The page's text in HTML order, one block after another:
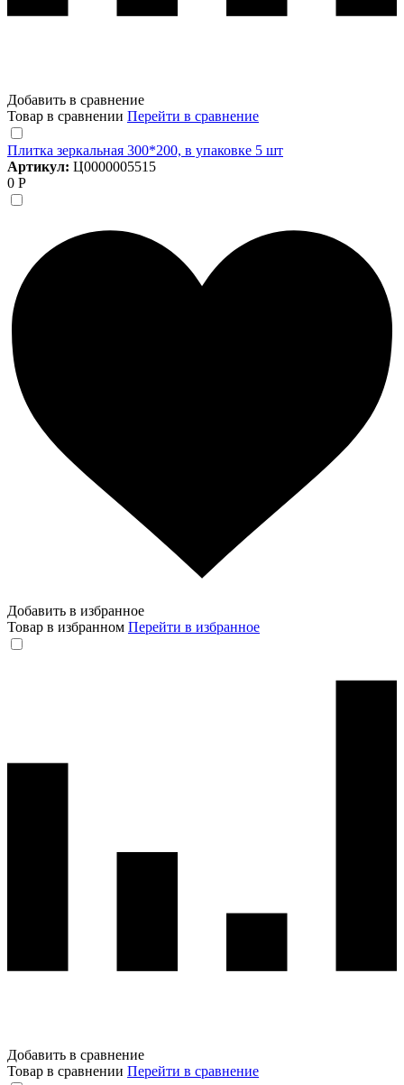
Добавить в сравнение
Товар в сравнении Перейти в сравнение
Плитка зеркальная 300*200, в упаковке 5 шт
Артикул: Ц0000005515
0 Р
Добавить в избранное
Товар в избранном Перейти в избранное
Добавить в сравнение
Товар в сравнении Перейти в сравнение